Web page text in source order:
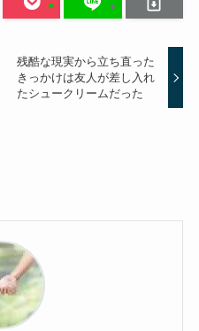
残酷な現実から立ち直った
きっかけは友人が差し入れ
たシュークリームだった